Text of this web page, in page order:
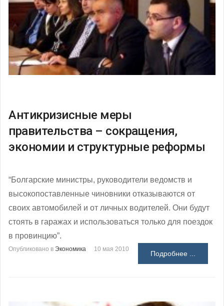
Антикризисные меры
правительства – сокращения,
экономии и структурные реформы
“Болгарские министры, руководители ведомств и
высокопоставленные чиновники отказываются от
своих автомобилей и от личных водителей. Они будут
стоять в гаражах и использоваться только для поездок
в провинцию”.
Опубликовано в Экономика 10 мая 2010
Подробнее ...